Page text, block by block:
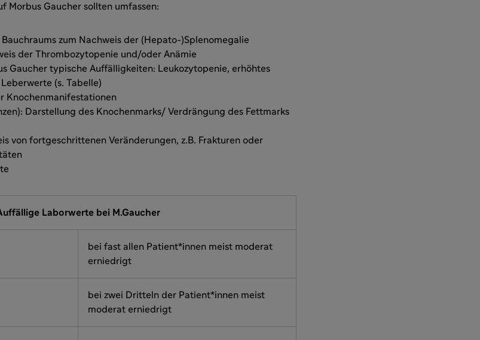
Morbus Gaucher sollten umfassen:
Bauchraums zum Nachweis der (Hepato-)Splenomegalie
der Thrombozytopenie und/oder Anämie
Gaucher typische Auffälligkeiten: Leukozytopenie, erhöhtes
(s. Tabelle)
Knochenmanifestationen
Darstellung des Knochenmarks/ Verdrängung des Fettmarks
von fortgeschrittenen Veränderungen, z.B. Frakturen oder
Laborwerte bei M.Gaucher
bei fast allen Patient*innen meist moderat
erniedrigt
bei zwei Dritteln der Patient*innen meist
moderat erniedrigt